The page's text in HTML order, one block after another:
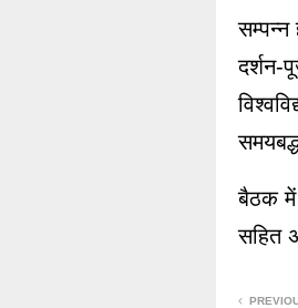
दर्शन-
बैठक में
सहित